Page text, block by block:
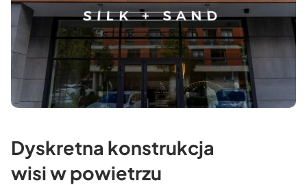
Dyskretna konstrukcja
wisi w powietrzu